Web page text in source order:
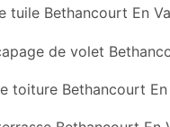
tuile Bethancourt En
de volet
toiture Bethancourt En